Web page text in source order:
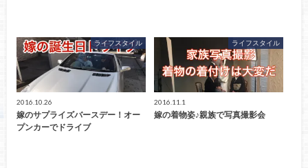
ライフスタイル
2016.10.26
嫁のサプライズバースデー！オー
プンカーでドライブ
ライフスタイル
2016.11.1
嫁の着物姿♪親族で写真撮影会